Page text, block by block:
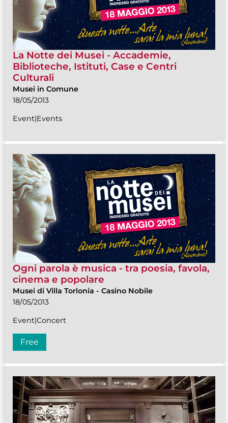
La Notte dei Musei - Accademie,
Biblioteche, Istituti, Case e Centri
Culturali
Musei in Comune
18/05/2013
Event|Events
Ogni parola è musica - tra poesia, favola,
cinema e popolare
Musei di Villa Torlonia - Casino Nobile
18/05/2013
Event|Concert
Free